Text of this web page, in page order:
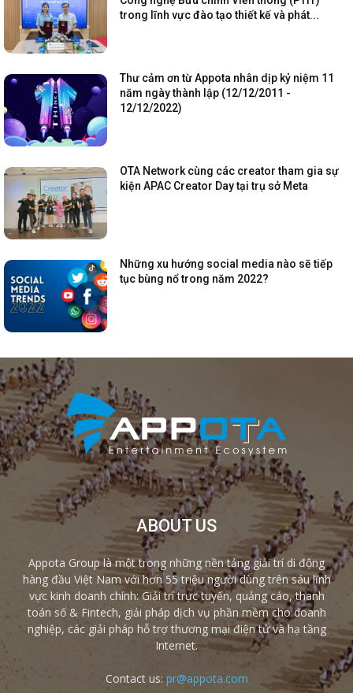
trong lĩnh vực đào tạo thiết kế và phát...
Thư cảm ơn từ Appota nhân dịp kỷ niệm 11
năm ngày thành lập (12/12/2011 -
12/12/2022)
OTA Network cùng các creator tham gia sự
kiện APAC Creator Day tại trụ sở Meta
Những xu hướng social media nào sẽ tiếp
tục bùng nổ trong năm 2022?
ABOUT US
Appota Group là một trong những nền tảng giải trí di động
hàng đầu Việt Nam với hơn 55 triệu người dùng trên sáu lĩnh
vực kinh doanh chính: Giải trí trực tuyến, quảng cáo, thanh
toán số & Fintech, giải pháp dịch vụ phần mềm cho doanh
nghiệp, các giải pháp hỗ trợ thương mại điện tử và hạ tầng
Internet.
Contact us: pr@appota.com